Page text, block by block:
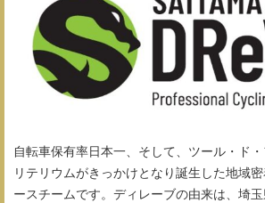
自転車保有率日本一、そして、ツール・ド
リテリウムがきっかけとなり誕生した地域
ースチームです。ディレーブの由来は、埼